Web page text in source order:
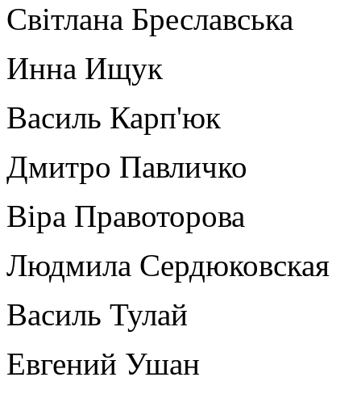
Світлана Бреславська
Инна Ищук
Василь Карп'юк
Дмитро Павличко
Віра Правоторова
Людмила Сердюковская
Василь Тулай
Евгений Ушан